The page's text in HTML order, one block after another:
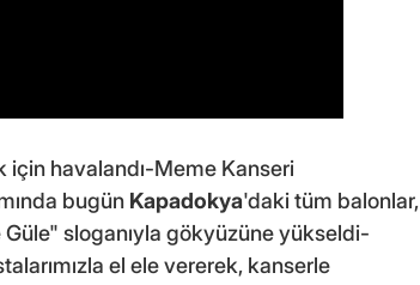
için havalandı-Meme Kanseri
bugün Kapadokya'daki tüm balonlar,
sloganıyla gökyüzüne yükseldi-
el ele vererek, kanserle